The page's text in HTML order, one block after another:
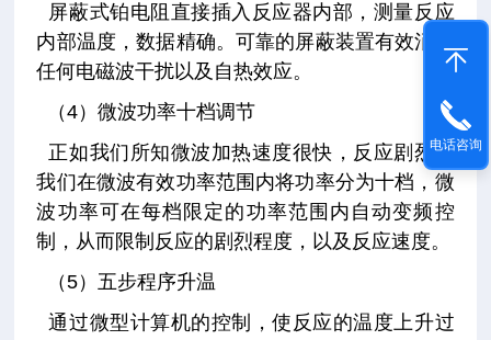
屏蔽式铂电阻直接插入反应器内部，测量反应
内部温度，数据精确。可靠的屏蔽装置有效消除
任何电磁波干扰以及自热效应。
（4）微波功率十档调节
正如我们所知微波加热速度很快，反应剧烈。
我们在微波有效功率范围内将功率分为十档，微
波功率可在每档限定的功率范围内自动变频控
制，从而限制反应的剧烈程度，以及反应速度。
（5）五步程序升温
通过微型计算机的控制，使反应的温度上升过
电话咨询